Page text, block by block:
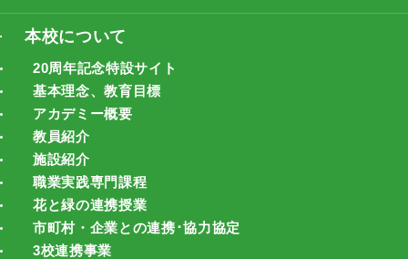
本校について
20周年記念特設サイト
基本理念、教育目標
アカデミー概要
教員紹介
施設紹介
職業実践専門課程
花と緑の連携授業
市町村・企業との連携･協力協定
3校連携事業